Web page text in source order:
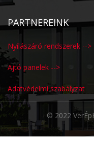
PARTNEREINK
Nyílászáró rendszerek -->
Ajtó panelek -->
Adatvédelmi szabályzat
© 2022